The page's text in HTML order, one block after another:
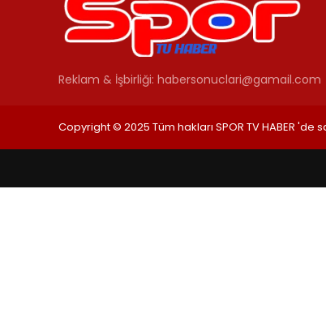
Reklam & İşbirliği: habersonuclari@gamail.com
Copyright © 2025 Tüm hakları SPOR TV HABER 'de